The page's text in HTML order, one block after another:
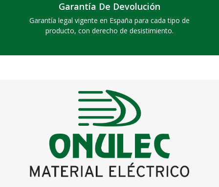
Garantía De Devolución
Garantía legal vigente en España para cada tipo de
producto, con derecho de desistimiento.